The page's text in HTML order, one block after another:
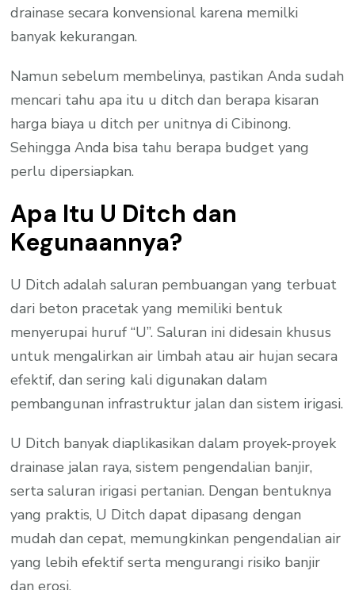
drainase secara konvensional karena memilki
banyak kekurangan.
Namun sebelum membelinya, pastikan Anda sudah
mencari tahu apa itu u ditch dan berapa kisaran
harga biaya u ditch per unitnya di Cibinong.
Sehingga Anda bisa tahu berapa budget yang
perlu dipersiapkan.
Apa Itu U Ditch dan
Kegunaannya?
U Ditch adalah saluran pembuangan yang terbuat
dari beton pracetak yang memiliki bentuk
menyerupai huruf “U”. Saluran ini didesain khusus
untuk mengalirkan air limbah atau air hujan secara
efektif, dan sering kali digunakan dalam
pembangunan infrastruktur jalan dan sistem irigasi.
U Ditch banyak diaplikasikan dalam proyek-proyek
drainase jalan raya, sistem pengendalian banjir,
serta saluran irigasi pertanian. Dengan bentuknya
yang praktis, U Ditch dapat dipasang dengan
mudah dan cepat, memungkinkan pengendalian air
yang lebih efektif serta mengurangi risiko banjir
dan erosi.